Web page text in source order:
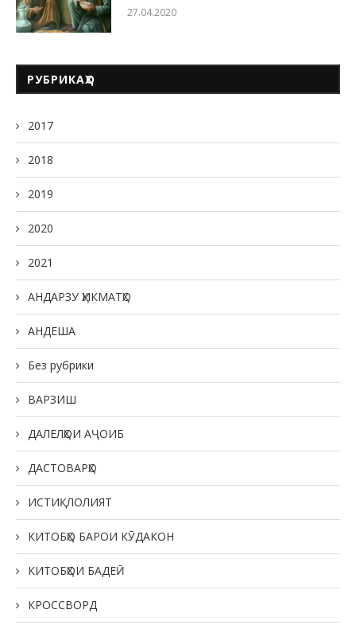
27.04.2020
РУБРИКАҲО
2017
2018
2019
2020
2021
АНДАРЗУ ҲИКМАТҲО
АНДЕША
Без рубрики
ВАРЗИШ
ДАЛЕЛҲОИ АҶОИБ
ДАСТОВАРҲО
ИСТИҚЛОЛИЯТ
КИТОБҲО БАРОИ КӮДАКОН
КИТОБҲОИ БАДЕӢ
КРОССВОРД